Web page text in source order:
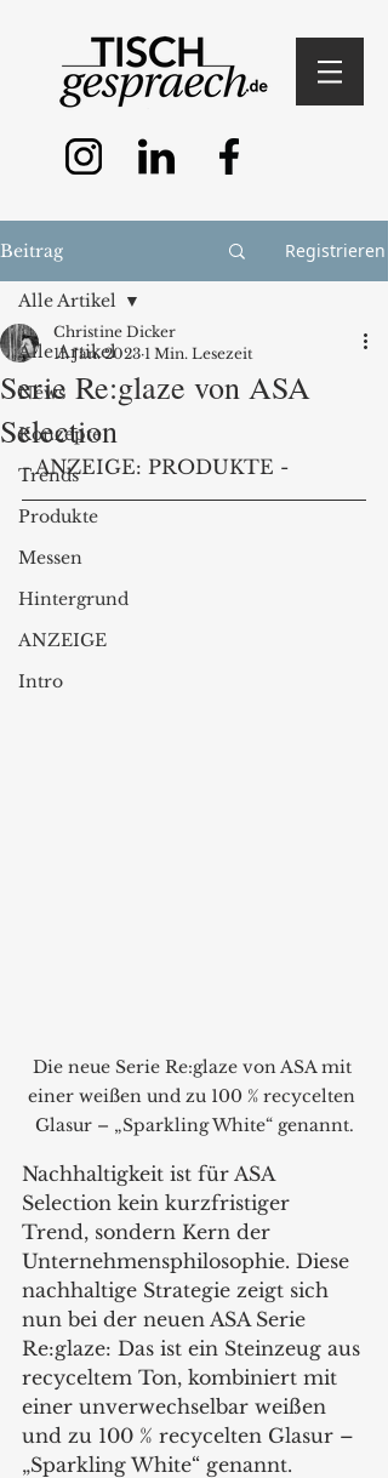
Beitrag Registrieren
Alle Artikel
News
Konzepte
Trends
Produkte
Messen
Hintergrund
ANZEIGE
Intro
Alle Artikel
Serie Re:glaze von ASA
Selection
Christine Dicker
11. Jan. 2023 1 Min. Lesezeit
- ANZEIGE: PRODUKTE -
Die neue Serie Re:glaze von ASA mit
einer weißen und zu 100 % recycelten
Glasur – „Sparkling White“ genannt.
Nachhaltigkeit ist für ASA
Selection kein kurzfristiger
Trend, sondern Kern der
Unternehmensphilosophie. Diese
nachhaltige Strategie zeigt sich
nun bei der neuen ASA Serie
Re:glaze: Das ist ein Steinzeug aus
recyceltem Ton, kombiniert mit
einer unverwechselbar weißen
und zu 100 % recycelten Glasur –
„Sparkling White“ genannt.